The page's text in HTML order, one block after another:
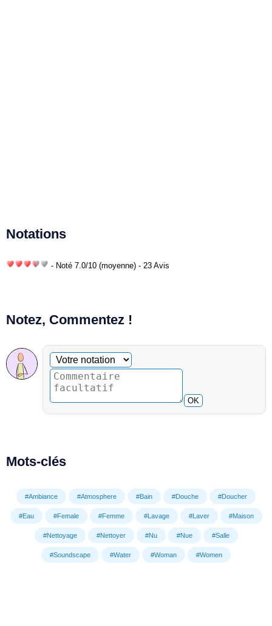
Notations
- Noté 7.0/10 (moyenne) - 23 Avis
Notez, Commentez !
Commentaire facultatif
Votre notation
OK
Mots-clés
#Ambiance #Atmosphere #Bain #Douche #Doucher
#Eau #Female #Femme #Lavage #Laver #Maison
#Nettoyage #Nettoyer #Nu #Nue #Salle
#Soundscape #Water #Woman #Women